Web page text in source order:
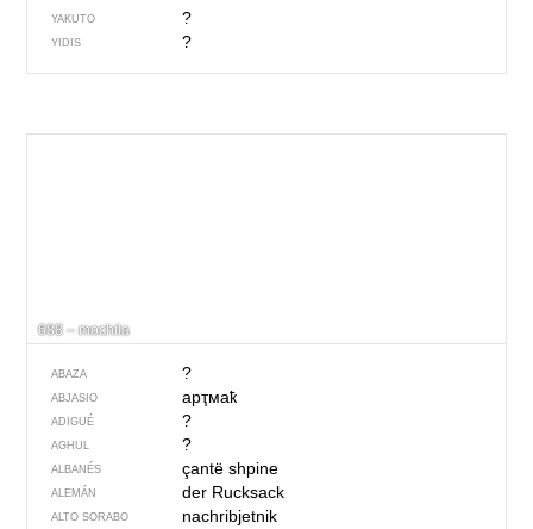
YAKUTO ?
YIDIS ?
688 – mochila
ABAZA ?
ABJASIO арҭмаҟ
ADIGUÉ ?
AGHUL ?
ALBANÉS çantë shpine
ALEMÁN der Rucksack
ALTO SORABO nachribjetnik